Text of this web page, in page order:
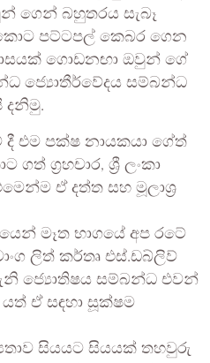
ගෙන් බහුතරය සැබෑ
පට්ටපල් කෙබර ගෙන
ගොඩනඟා ඔවුන් ගේ
ජ්‍යොතීර්වේදය සම්බන්ධ
දනිමු.
එම පක්ෂ නායකයා ගේත්
ග්‍රහචාර, ශ්‍රී ලංකා
ඒ දත්ත සහ මූලාශ්‍ර
මෑත භාගයේ අප රටේ
ලිත් කර්තෘ එස්.ඩබ්ලිව්
ජ්‍යොතිෂය සම්බන්ධ එවන්
ඒ සඳහා සූක්ෂම
සියයට සියයක් තහවුරු